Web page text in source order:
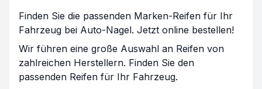
Finden Sie die passenden Marken-Reifen für Ihr
Fahrzeug bei Auto-Nagel. Jetzt online bestellen!
Wir führen eine große Auswahl an Reifen von
zahlreichen Herstellern. Finden Sie den
passenden Reifen für Ihr Fahrzeug.